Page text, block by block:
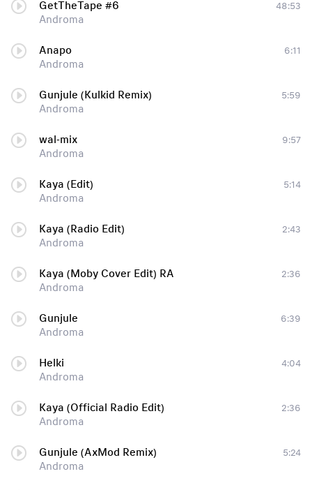
GetTheTape #6
Androma
48:53
Anapo
Androma
6:11
Gunjule (Kulkid Remix)
Androma
5:59
wal-mix
Androma
9:57
Kaya (Edit)
Androma
5:14
Kaya (Radio Edit)
Androma
2:43
Kaya (Moby Cover Edit) RA
Androma
2:36
Gunjule
Androma
6:39
Helki
Androma
4:04
Kaya (Official Radio Edit)
Androma
2:36
Gunjule (AxMod Remix)
Androma
5:24